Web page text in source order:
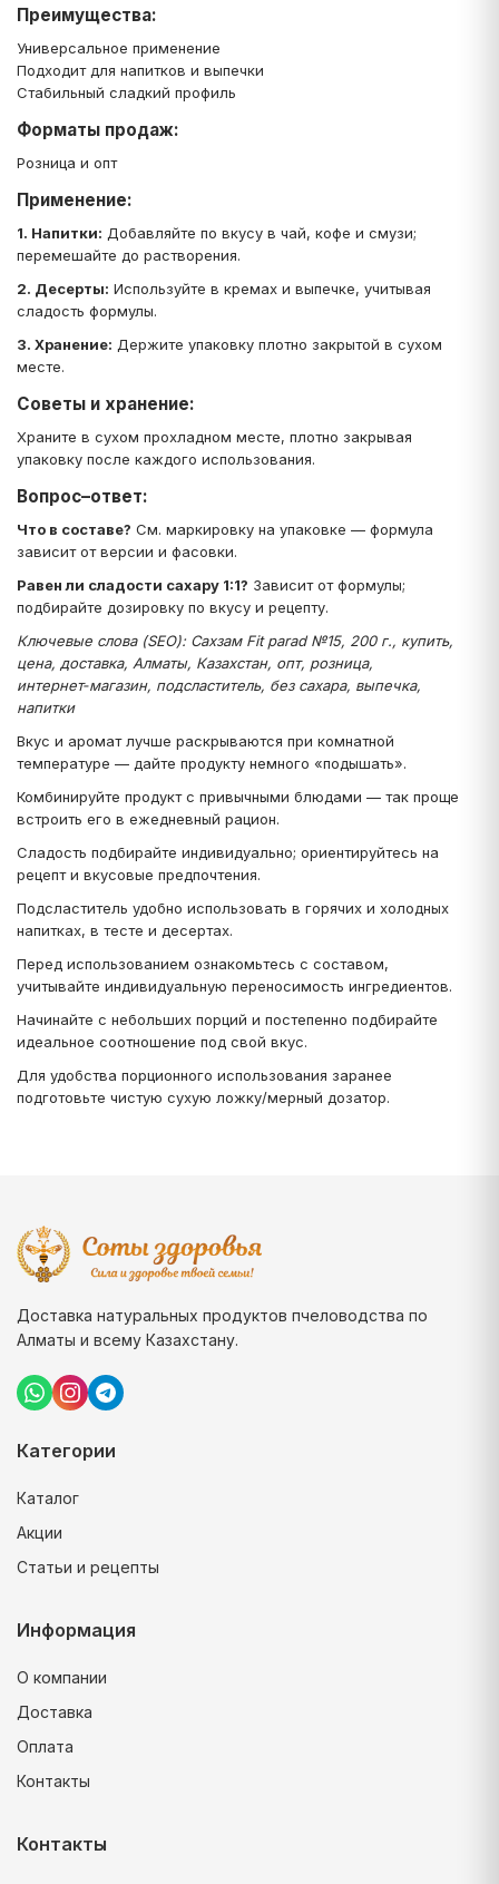
Преимущества:
Универсальное применение
Подходит для напитков и выпечки
Стабильный сладкий профиль
Форматы продаж:
Розница и опт
Применение:
1. Напитки: Добавляйте по вкусу в чай, кофе и смузи;
перемешайте до растворения.
2. Десерты: Используйте в кремах и выпечке, учитывая
сладость формулы.
3. Хранение: Держите упаковку плотно закрытой в сухом
месте.
Советы и хранение:
Храните в сухом прохладном месте, плотно закрывая
упаковку после каждого использования.
Вопрос–ответ:
Что в составе? См. маркировку на упаковке — формула
зависит от версии и фасовки.
Равен ли сладости сахару 1:1? Зависит от формулы;
подбирайте дозировку по вкусу и рецепту.
Ключевые слова (SEO): Сахзам Fit parad №15, 200 г., купить,
цена, доставка, Алматы, Казахстан, опт, розница,
интернет‑магазин, подсластитель, без сахара, выпечка,
напитки
Вкус и аромат лучше раскрываются при комнатной
температуре — дайте продукту немного «подышать».
Комбинируйте продукт с привычными блюдами — так проще
встроить его в ежедневный рацион.
Сладость подбирайте индивидуально; ориентируйтесь на
рецепт и вкусовые предпочтения.
Подсластитель удобно использовать в горячих и холодных
напитках, в тесте и десертах.
Перед использованием ознакомьтесь с составом,
учитывайте индивидуальную переносимость ингредиентов.
Начинайте с небольших порций и постепенно подбирайте
идеальное соотношение под свой вкус.
Для удобства порционного использования заранее
подготовьте чистую сухую ложку/мерный дозатор.
Доставка натуральных продуктов пчеловодства по
Алматы и всему Казахстану.
Категории
Каталог
Акции
Статьи и рецепты
Информация
О компании
Доставка
Оплата
Контакты
Контакты